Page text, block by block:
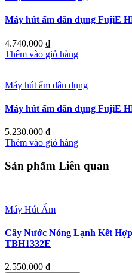
Máy hút ẩm dân dụng FujiE
4.740.000 ₫
Thêm vào giỏ hàng
Máy hút ẩm dân dụng
Máy hút ẩm dân dụng FujiE
5.230.000 ₫
Thêm vào giỏ hàng
Sản phẩm Liên quan
Máy Hút Ẩm
Cây Nước Nóng Lạnh Kết
TBH1332E
2.550.000 ₫